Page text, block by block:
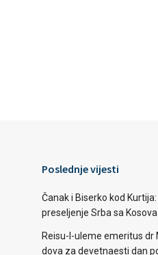
Poslednje vijesti
Čanak i Biserko kod
preseljenje Srba sa
Reisu-l-uleme emeritus dr
dova za devetnaesti dan